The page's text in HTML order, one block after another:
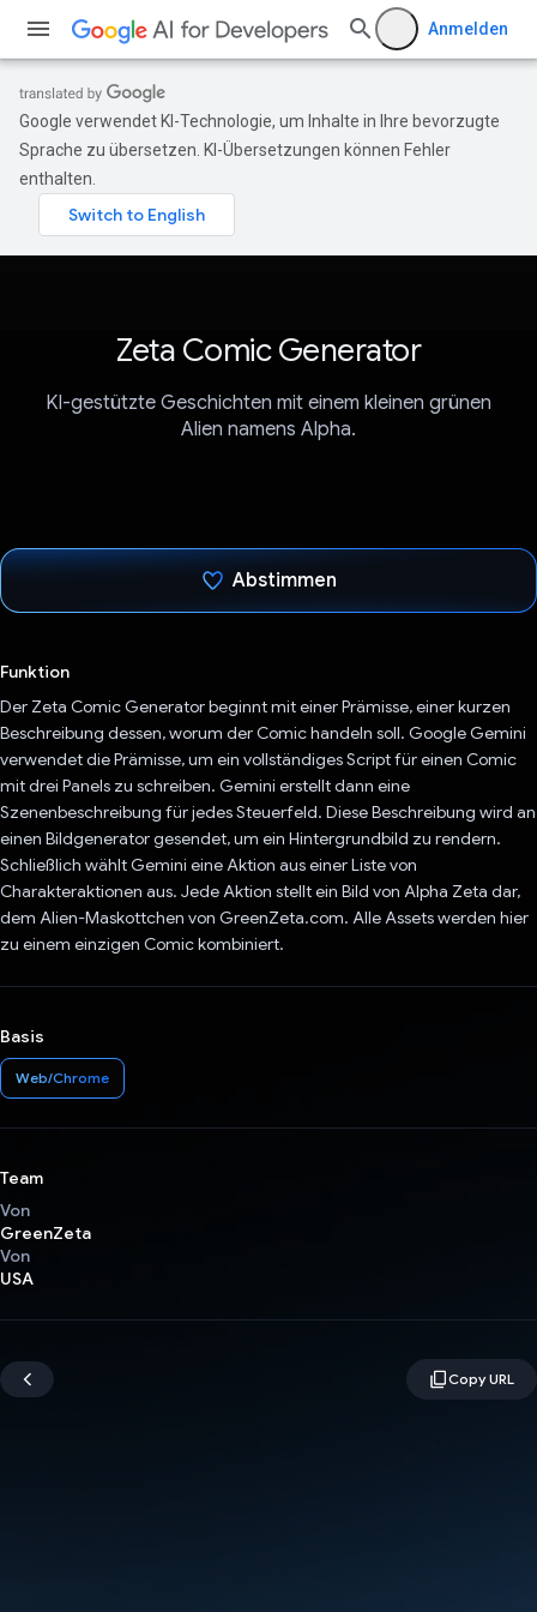
Anmelden
Google verwendet KI-Technologie, um Inhalte in Ihre bevorzugte
Sprache zu übersetzen. KI-Übersetzungen können Fehler
enthalten.
Zeta Comic Generator
KI-gestützte Geschichten mit einem kleinen grünen
Alien namens Alpha.
Abstimmen
Funktion
Der Zeta Comic Generator beginnt mit einer Prämisse, einer kurzen
Beschreibung dessen, worum der Comic handeln soll. Google Gemini
verwendet die Prämisse, um ein vollständiges Script für einen Comic
mit drei Panels zu schreiben. Gemini erstellt dann eine
Szenenbeschreibung für jedes Steuerfeld. Diese Beschreibung wird an
einen Bildgenerator gesendet, um ein Hintergrundbild zu rendern.
Schließlich wählt Gemini eine Aktion aus einer Liste von
Charakteraktionen aus. Jede Aktion stellt ein Bild von Alpha Zeta dar,
dem Alien-Maskottchen von GreenZeta.com. Alle Assets werden hier
zu einem einzigen Comic kombiniert.
Basis
Web/Chrome
Team
Von
GreenZeta
Von
USA